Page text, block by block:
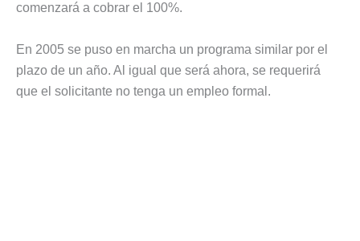
comenzará a cobrar el 100%.
En 2005 se puso en marcha un programa similar por el
plazo de un año. Al igual que será ahora, se requerirá
que el solicitante no tenga un empleo formal.